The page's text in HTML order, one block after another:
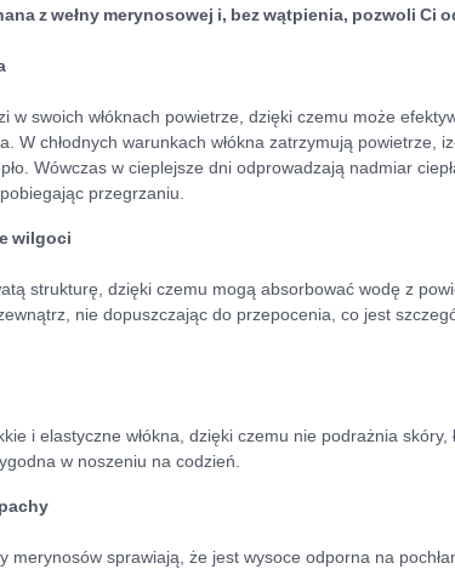
z wełny merynosowej i, bez wątpienia, pozwoli Ci
w swoich włóknach powietrze, dzięki czemu może
W chłodnych warunkach włókna zatrzymują powietrze,
Wówczas w cieplejsze dni odprowadzają nadmiar
przegrzaniu.
wilgoci
strukturę, dzięki czemu mogą absorbować wodę z
nie dopuszczając do przepocenia, co jest
i elastyczne włókna, dzięki czemu nie podrażnia skóry,
w noszeniu na codzień.
merynosów sprawiają, że jest wysoce odporna na